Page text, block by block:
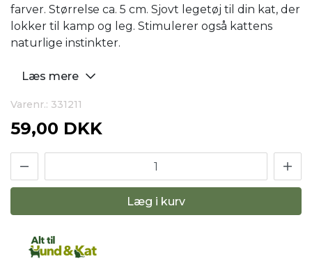
farver. Størrelse ca. 5 cm. Sjovt legetøj til din kat, der
lokker til kamp og leg. Stimulerer også kattens
naturlige instinkter.
Læs mere
Varenr.: 331211
59,00 DKK
Læg i kurv